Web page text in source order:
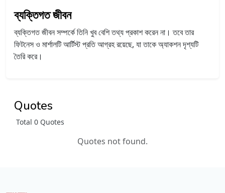
ব্যক্তিগত জীবন
ব্যক্তিগত জীবন সম্পর্কে তিনি খুব বেশি তথ্য প্রকাশ করেন না। তবে তার
ফিটনেস ও মার্শালটি আর্টিস্ট প্রতি আগ্রহ রয়েছে, যা তাকে অ্যাকশন দৃশ্যটি
তৈরি করে।
Quotes
Total 0 Quotes
Quotes not found.